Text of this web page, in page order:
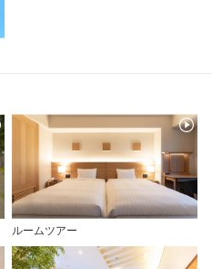
ルームツアー